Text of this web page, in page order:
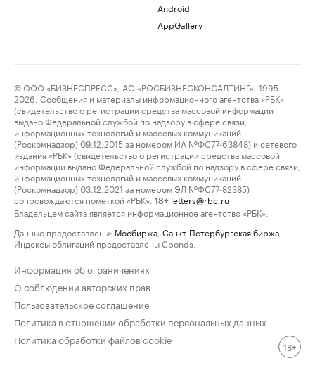
Android
AppGallery
© ООО «БИЗНЕСПРЕСС», АО «РОСБИЗНЕСКОНСАЛТИНГ», 1995–
2026. Сообщения и материалы информационного агентства «РБК»
(свидетельство о регистрации средства массовой информации
выдано Федеральной службой по надзору в сфере связи,
информационных технологий и массовых коммуникаций
(Роскомнадзор) 09.12.2015 за номером ИА №ФС77-63848) и сетевого
издания «РБК» (свидетельство о регистрации средства массовой
информации выдано Федеральной службой по надзору в сфере связи,
информационных технологий и массовых коммуникаций
(Роскомнадзор) 03.12.2021 за номером ЭЛ №ФС77-82385)
сопровождаются пометкой «РБК».
18+ letters@rbc.ru
Владельцем сайта является информационное агентство «РБК».
Данные предоставлены: Мосбиржа Санкт-Петербургская биржа
Индексы облигаций предоставлены Cbonds.
Информация об ограничениях
О соблюдении авторских прав
Пользовательское соглашение
Политика в отношении обработки персональных данных
Политика обработки файлов cookie
18+